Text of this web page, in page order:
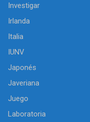
Investigar
Irlanda
Italia
IUNV
Japonés
Javeriana
Juego
Laboratoria